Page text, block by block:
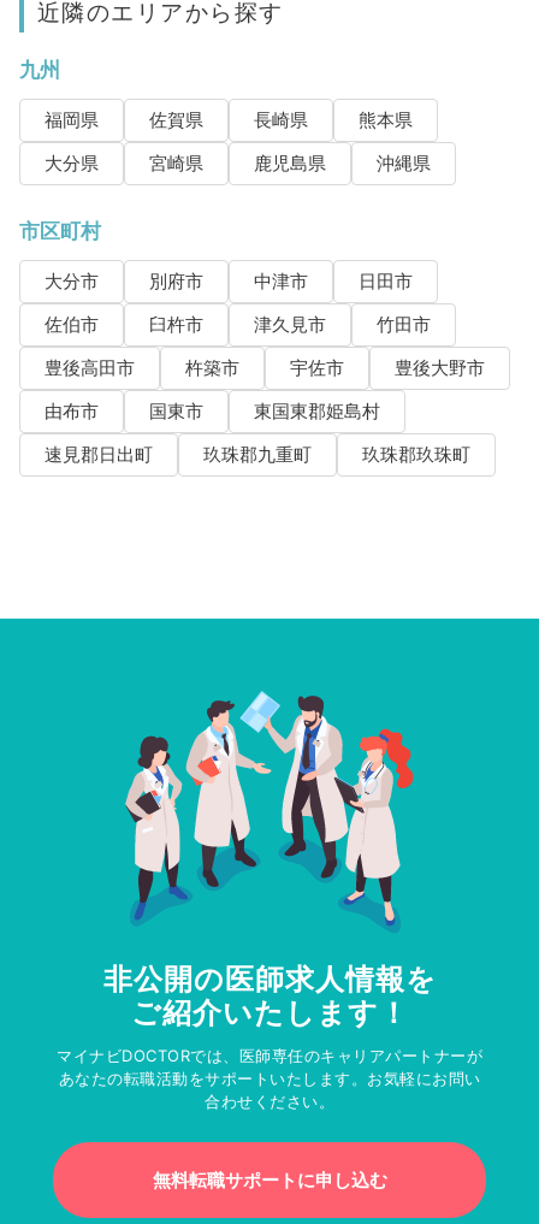
近隣のエリアから探す
九州
福岡県 佐賀県 長崎県
熊本県
大分県
宮崎県 鹿児島県 沖縄県
市区町村
大分市 別府市 中津市
日田市
佐伯市
臼杵市 津久見市
竹田市
豊後高田市
杵築市 宇佐市
豊後大野市
由布市
国東市
東国東郡姫島村
速見郡日出町
玖珠郡九重町 玖珠郡玖珠町
非公開の医師求人情報を
ご紹介いたします！
マイナビDOCTORでは、医師専任のキャリアパートナーが
あなたの転職活動をサポートいたします。お気軽にお問い
合わせください。
無料転職サポートに申し込む